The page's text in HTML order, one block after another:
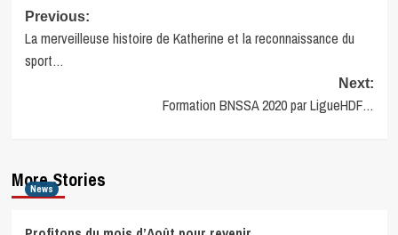
Post
navigation
Previous:
La merveilleuse histoire de Katherine et la reconnaissance du
sport…
Next:
Formation BNSSA 2020 par LigueHDF…
More Stories
News